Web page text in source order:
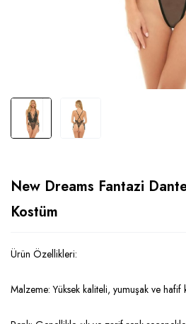
New Dreams Fantazi
Kostüm
Ürün Özellikleri:
Malzeme: Yüksek kaliteli, yumuşak ve hafif